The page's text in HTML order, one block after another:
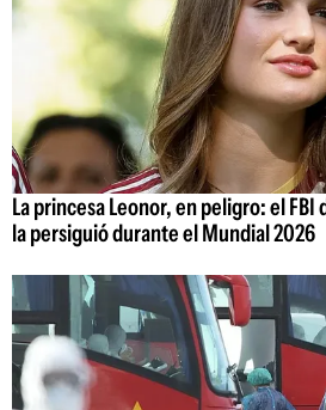
La princesa Leonor, en peligro: el
la persiguió durante el Mundial 2026